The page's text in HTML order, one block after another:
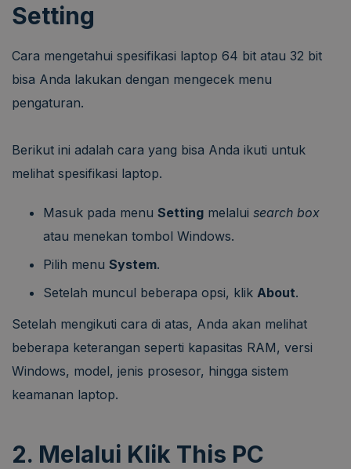
Setting
Cara mengetahui spesifikasi laptop 64 bit atau 32 bit
bisa Anda lakukan dengan mengecek menu
pengaturan.
Berikut ini adalah cara yang bisa Anda ikuti untuk
melihat spesifikasi laptop.
Masuk pada menu Setting melalui search box
atau menekan tombol Windows.
Pilih menu System.
Setelah muncul beberapa opsi, klik About.
Setelah mengikuti cara di atas, Anda akan melihat
beberapa keterangan seperti kapasitas RAM, versi
Windows, model, jenis prosesor, hingga sistem
keamanan laptop.
2. Melalui Klik This PC